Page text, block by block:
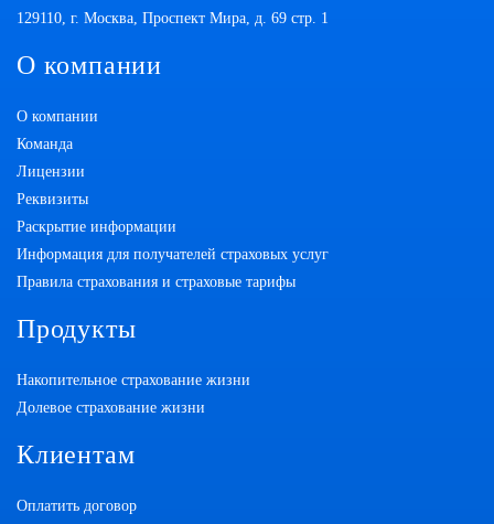
129110, г. Москва, Проспект Мира, д. 69 стр. 1
О компании
О компании
Команда
Лицензии
Реквизиты
Раскрытие информации
Информация для получателей страховых услуг
Правила страхования и страховые тарифы
Продукты
Накопительное страхование жизни
Долевое страхование жизни
Клиентам
Оплатить договор